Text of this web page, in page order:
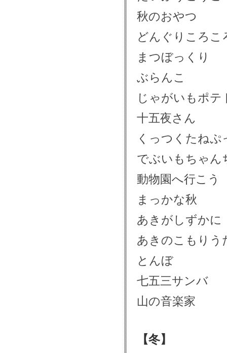
秋のおやつ
どんぐりころこ
まつぼっくり
ぶらんこ
じゃがいもポテ
十五夜さん
くっつくたねぷ
でぶいもちゃん
動物園へ行こう
まっかな秋
あきがしずかに
あきのこもりう
とんぼ
七五三サンバ
山の音楽家
【冬】